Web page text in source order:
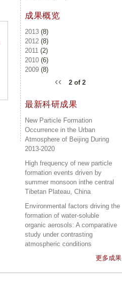
成果概览
2013 (8)
2012 (8)
2011 (2)
2010 (6)
2009 (8)
‹‹ 2 of 2
最新科研成果
New Particle Formation
Occurrence in the Urban
Atmosphere of Beijing During
2013-2020
High frequency of new particle
formation events driven by
summer monsoon inthe central
Tibetan Plateau, China
Environmental factors driving the
formation of water-soluble
organic aerosols: A comparative
study under contrasting
atmospheric conditions
更多成果